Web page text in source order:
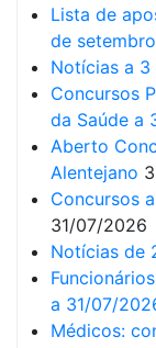
Lista de
de
Notícias a
Concursos
da Saúde a
Aberto
Alentejano
Concursos
31/07/2026
Notícias de
a 31/07/
Médicos: